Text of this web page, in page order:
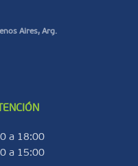
Aires, Arg.
a 18:00
a 15:00